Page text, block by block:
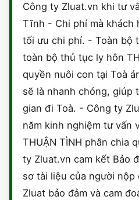
Công ty Zluat.vn khi tư
Tĩnh - Chi phí mà khách
tối ưu chi phí. - Toàn bộ
toàn bộ thủ tục ly hôn
quyền nuôi con tại Toà
sẽ là nhanh chóng, giúp
gian đi Toà. - Công ty
năm kinh nghiệm tư vấn
THUẬN TÌNH phân chia
ty Zluat.vn cam kết Bảo
sơ tài liệu của người
Zluat bảo đảm và cam